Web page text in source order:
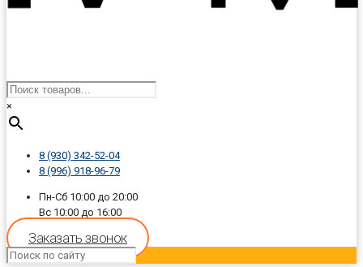
×
8 (930) 342-52-04
8 (996) 918-96-79
Пн-Сб 10:00 до 20:00
Вс 10:00 до 16:00
Заказать звонок